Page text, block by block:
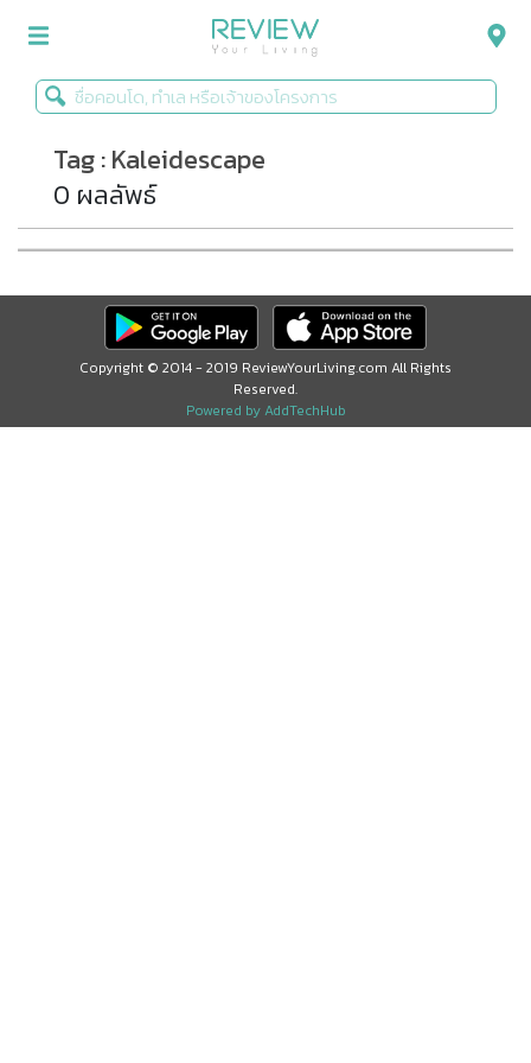
รีวิวคอนโด
รีวิวบ้าน
รีวิวทาวน์โฮม
Life+Style
Infographic
Tag : Kaleidescape
0 ผลลัพธ์
Copyright © 2014 - 2019 ReviewYourLiving.com All Rights
Reserved.
Powered by AddTechHub